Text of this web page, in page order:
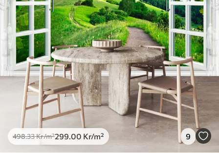
498.33Kr/m²299 .00 Kr/m² 9